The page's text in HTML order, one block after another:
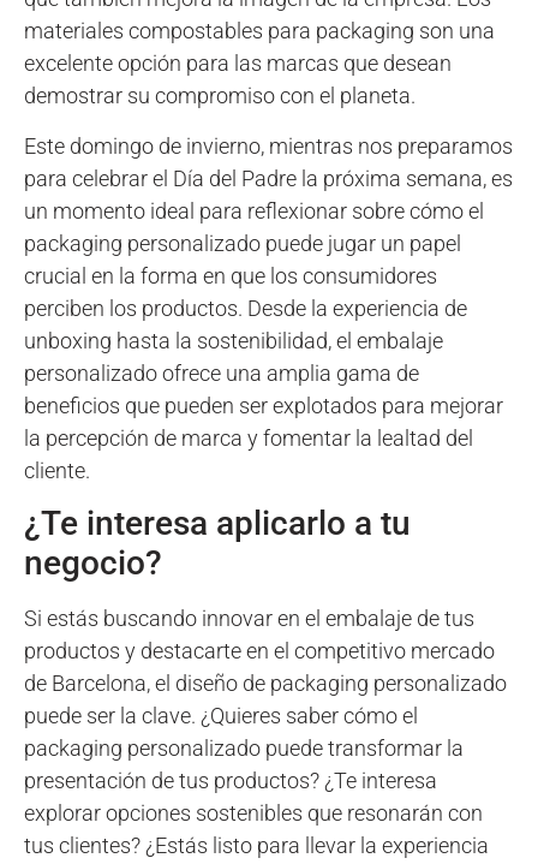
materiales compostables para packaging son una
excelente opción para las marcas que desean
demostrar su compromiso con el planeta.
Este domingo de invierno, mientras nos preparamos
para celebrar el Día del Padre la próxima semana, es
un momento ideal para reflexionar sobre cómo el
packaging personalizado puede jugar un papel
crucial en la forma en que los consumidores
perciben los productos. Desde la experiencia de
unboxing hasta la sostenibilidad, el embalaje
personalizado ofrece una amplia gama de
beneficios que pueden ser explotados para mejorar
la percepción de marca y fomentar la lealtad del
cliente.
¿Te interesa aplicarlo a tu
negocio?
Si estás buscando innovar en el embalaje de tus
productos y destacarte en el competitivo mercado
de Barcelona, el diseño de packaging personalizado
puede ser la clave. ¿Quieres saber cómo el
packaging personalizado puede transformar la
presentación de tus productos? ¿Te interesa
explorar opciones sostenibles que resonarán con
tus clientes? ¿Estás listo para llevar la experiencia